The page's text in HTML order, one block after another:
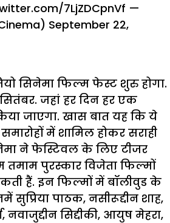
7LjZDCpnVf —
September 22,
सिनेमा फिल्म फेस्ट शुरु होगा.
जहां हर दिन हर एक
जाएगा. खास बात यह कि ये
में शामिल होकर सराही
ने फेस्टिवल के लिए टीजर
तमाम पुरस्कार विजेता फिल्मों
हैं. इन फिल्मों में बॉलीवुड के
सुप्रिया पाठक, नसीरूद्दीन शाह,
नवाजुद्दीन सिद्दीकी, आयुष मेहरा,